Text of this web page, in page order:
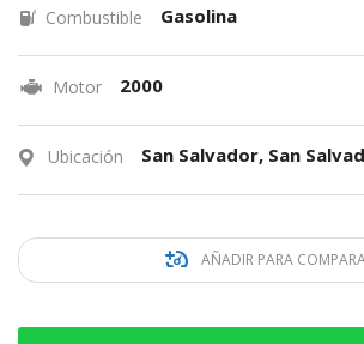
Combustible Gasolina
Motor 2000
Ubicación San Salvador, San
AÑADIR PARA